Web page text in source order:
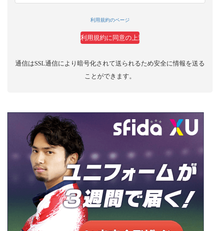
利用規約のページ
通信はSSL通信により暗号化されて送られるため安全に情報を送る
ことができます。